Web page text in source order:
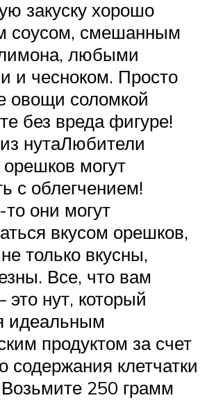
закуску хорошо
соусом, смешанным
любыми
и чесноком. Просто
овощи соломкой
без вреда фигуре!
нутаЛюбители
могут
с облегчением!
они могут
вкусом орешков,
только вкусны,
Все, что вам
нут, который
идеальным
продуктом за счет
содержания клетчатки
250 грамм